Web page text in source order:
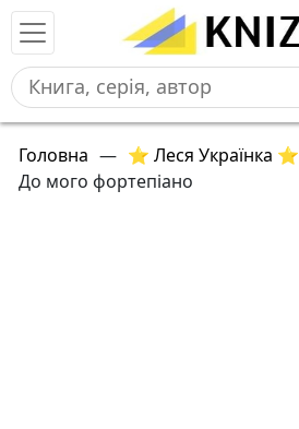
Головна — ⭐ Леся Українка ⭐
До мого фортепіано